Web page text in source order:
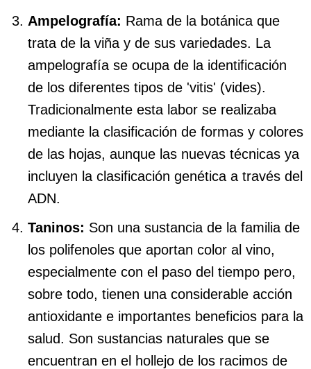
Ampelografía: Rama de la botánica que
trata de la viña y de sus variedades. La
ampelografía se ocupa de la identificación
de los diferentes tipos de 'vitis' (vides).
Tradicionalmente esta labor se realizaba
mediante la clasificación de formas y colores
de las hojas, aunque las nuevas técnicas ya
incluyen la clasificación genética a través del
ADN.
Taninos: Son una sustancia de la familia de
los polifenoles que aportan color al vino,
especialmente con el paso del tiempo pero,
sobre todo, tienen una considerable acción
antioxidante e importantes beneficios para la
salud. Son sustancias naturales que se
encuentran en el hollejo de los racimos de